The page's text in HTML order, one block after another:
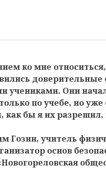
ко мне
учениками. Они
по учебе, но уже
как бы я их разрешил,
Гозин, учитель
основ